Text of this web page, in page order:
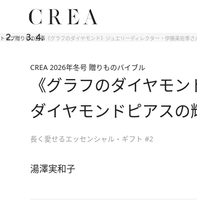
トップ贈りもの記事 《グラフのダイヤモンド》ジュエリーディレクター・伊藤美佐季
CREA 2026年冬号 贈りものバイブル
《グラフのダイヤモ
ダイヤモンドピアスの
長く愛せるエッセンシャル・ギフト #2
湯澤実和子